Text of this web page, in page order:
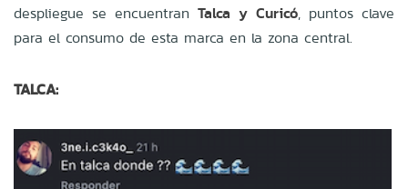
despliegue se encuentran Talca y Curicó, puntos clave
para el consumo de esta marca en la zona central.
TALCA: